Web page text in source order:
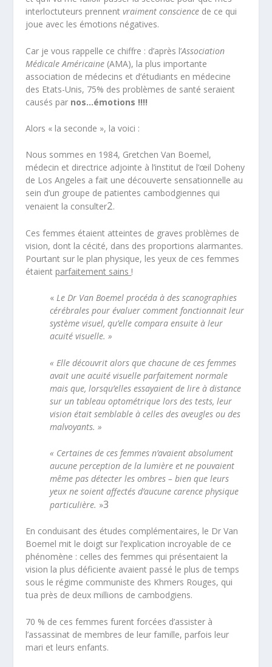
interloctuteurs prennentvraiment conscience de ce qui
joue avec les émotions négatives.
Car je vous rappelle ce chiffre : d’après l’Association
Médicale Américaine (AMA), la plus importante
association de médecins et d’étudiants en médecine
des Etats-Unis, 75% des problèmes de santé seraient
causés par nos…émotions !!!!
Alors « la seconde », la voici :
Nous sommes en 1984, Gretchen Van Boemel,
médecin et directrice adjointe à l’institut de l’œil Doheny
de Los Angeles a fait une découverte sensationnelle au
sein d’un groupe de patientes cambodgiennes qui
venaient la consulter2.
Ces femmes étaient atteintes de graves problèmes de
vision, dont la cécité, dans des proportions alarmantes.
Pourtant sur le plan physique, les yeux de ces femmes
étaient parfaitement sains !
«Le Dr Van Boemel procéda à des scanographies
cérébrales pour évaluer comment fonctionnait leur
système visuel, qu’elle compara ensuite à leur
acuité visuelle. »
« Elle découvrit alors que chacune de ces femmes
avait une acuité visuelle parfaitement normale
mais que, lorsqu’elles essayaient de lire à distance
sur un tableau optométrique lors des tests, leur
vision était semblable à celles des aveugles ou des
malvoyants. »
« Certaines de ces femmes n’avaient absolument
aucune perception de la lumière et ne pouvaient
même pas détecter les ombres – bien que leurs
yeux ne soient affectés d’aucune carence physique
particulière. »3
En conduisant des études complémentaires, le Dr Van
Boemel mit le doigt sur l’explication incroyable de ce
phénomène : celles des femmes qui présentaient la
vision la plus déficiente avaient passé le plus de temps
sous le régime communiste des Khmers Rouges, qui
tua près de deux millions de cambodgiens.
70 % de ces femmes furent forcées d’assister à
l’assassinat de membres de leur famille, parfois leur
mari et leurs enfants.